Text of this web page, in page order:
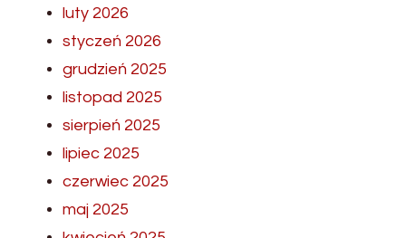
luty 2026
styczeń 2026
grudzień 2025
listopad 2025
sierpień 2025
lipiec 2025
czerwiec 2025
maj 2025